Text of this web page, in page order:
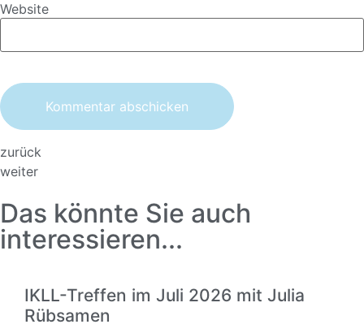
Website
zurück
weiter
Das könnte Sie auch
interessieren...
IKLL-Treffen im Juli 2026 mit Julia
Rübsamen